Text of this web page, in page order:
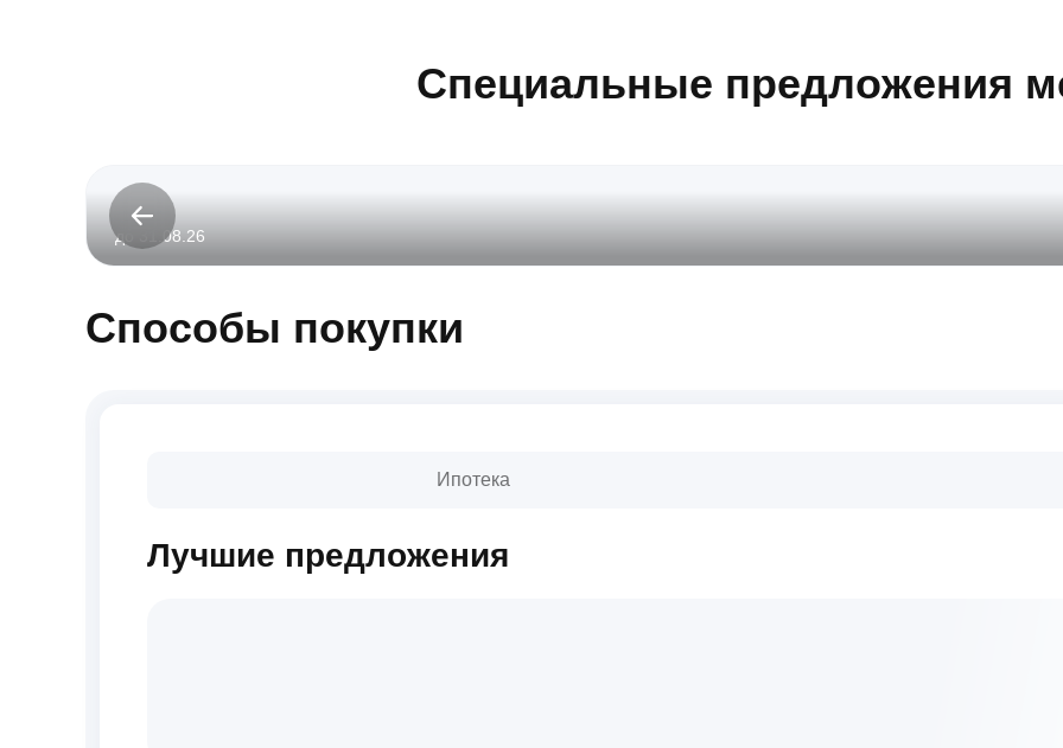
Специальные предложения
до 31.08.26
Способы покупки
Ипотека
Лучшие предложения